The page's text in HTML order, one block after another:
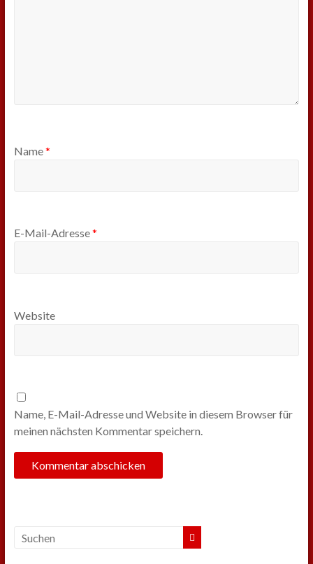
Name*
E-Mail-Adresse*
Website
Name, E-Mail-Adresse und Website in diesem Browser für
meinen nächsten Kommentar speichern.